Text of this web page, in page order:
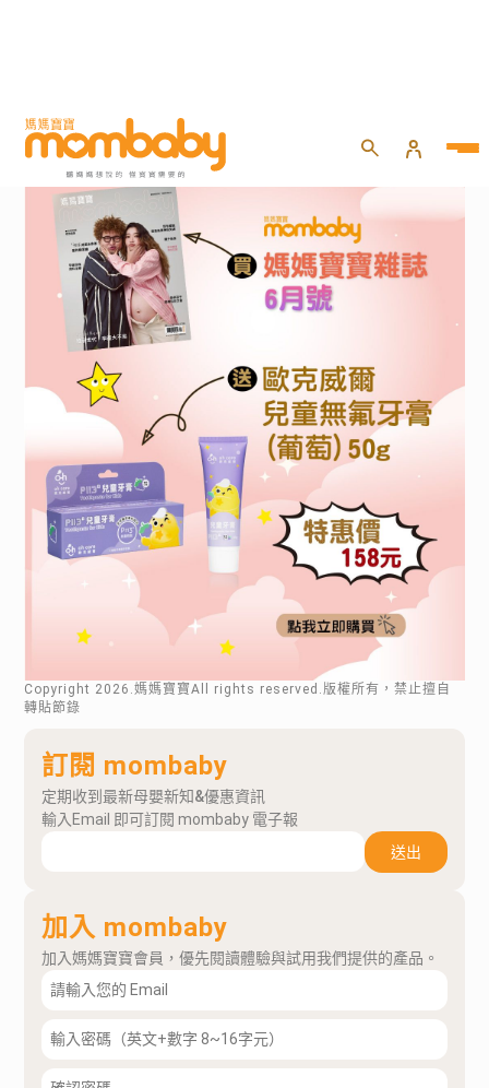
Copyright 2026 .媽媽寶寶All rights reserved.版權所有，禁止擅自
轉貼節錄
訂閱 mombaby
定期收到最新母嬰新知&優惠資訊
輸入Email 即可訂閱 mombaby 電子報
送出
加入 mombaby
加入媽媽寶寶會員，優先閱讀體驗與試用我們提供的產品。